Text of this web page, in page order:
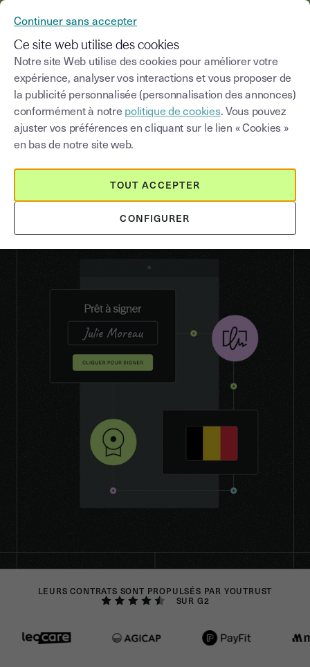
SIGNATURE ÉLECTRONIQUE EN BELGIQUE
Conforme à la législation
belge, rapide et sécurisée
Un gain de temps, une garantie de conformité.
LEURS CONTRATS SONT PROPULSÉS PAR YOUTRUST
SUR G2
Continuer sans accepter
Ce site web utilise des cookies
Notre site Web utilise des cookies pour améliorer votre
expérience, analyser vos interactions et vous proposer de
la publicité personnalisée (personnalisation des annonces)
conformément à notre politique de cookies. Vous pouvez
ajuster vos préférences en cliquant sur le lien « Cookies »
en bas de notre site web.
CONFIGURER
TOUT ACCEPTER